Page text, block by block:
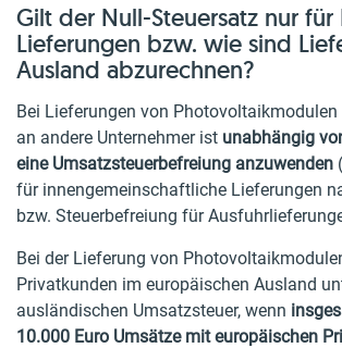
Gilt der Null-Steuersatz nur für
Lieferungen bzw. wie sind
Ausland abzurechnen?
Bei Lieferungen von
an andere Unternehmer ist unabhängig
eine Umsatzsteuerbefreiung anzuwenden
für innengemeinschaftliche Lieferungen
bzw. Steuerbefreiung für
Bei der Lieferung von
Privatkunden im europäischen Ausland
ausländischen Umsatzsteuer, wenn
10.000 Euro Umsätze mit europäischen